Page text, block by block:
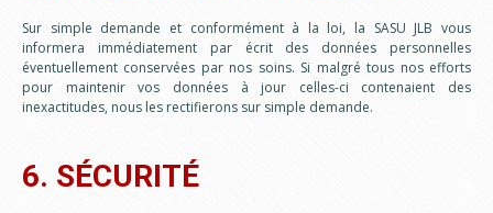
Sur simple demande et conformément à la loi, la SASU JLB vous
informera immédiatement par écrit des données personnelles
éventuellement conservées par nos soins. Si malgré tous nos efforts
pour maintenir vos données à jour celles-ci contenaient des
inexactitudes, nous les rectifierons sur simple demande.
6. SÉCURITÉ